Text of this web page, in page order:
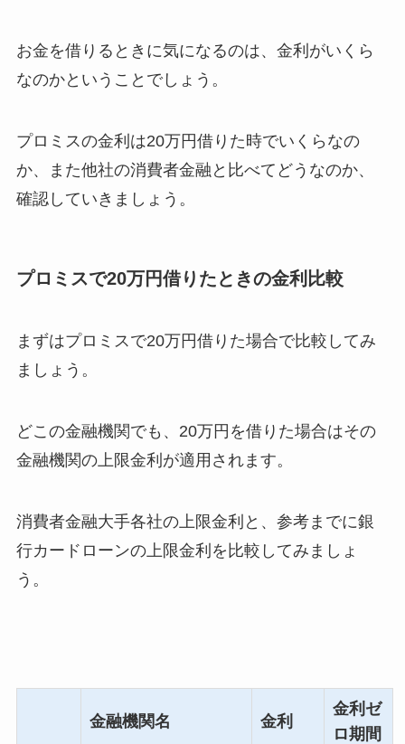
お金を借りるときに気になるのは、金利がいくら
なのかということでしょう。
プロミスの金利は20万円借りた時でいくらなの
か、また他社の消費者金融と比べてどうなのか、
確認していきましょう。
プロミスで20万円借りたときの金利比較
まずはプロミスで20万円借りた場合で比較してみ
ましょう。
どこの金融機関でも、20万円を借りた場合はその
金融機関の上限金利が適用されます。
消費者金融大手各社の上限金利と、参考までに銀
行カードローンの上限金利を比較してみましょ
う。
金融機関名 金利
金利ゼ
ロ期間